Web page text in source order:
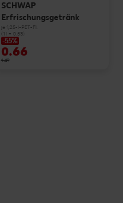
SCHWAP
Erfrischungsgetränk
je 1,25-l-PET-Fl.
(1 l = 0.53)
-55%
0.66
1.49